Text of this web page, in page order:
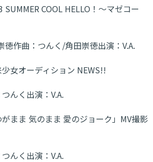
COOL HELLO！〜マゼコー
徳作曲： つんく/角田崇徳出演： V.A.
女オーディション NEWS!!
つんく 出演： V.A.
まま 気のまま 愛のジョーク」MV撮影
つんく 出演： V.A.